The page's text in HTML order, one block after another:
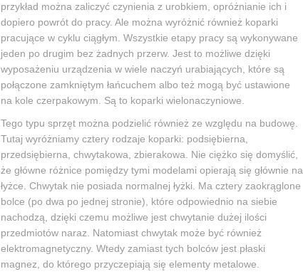
przykład można zaliczyć czynienia z urobkiem, opróżnianie ich i
dopiero powrót do pracy. Ale można wyróżnić również koparki
pracujące w cyklu ciągłym. Wszystkie etapy pracy są wykonywane
jeden po drugim bez żadnych przerw. Jest to możliwe dzięki
wyposażeniu urządzenia w wiele naczyń urabiających, które są
połączone zamkniętym łańcuchem albo też mogą być ustawione
na kole czerpakowym. Są to koparki wielonaczyniowe.
Tego typu sprzęt można podzielić również ze względu na budowę.
Tutaj wyróżniamy cztery rodzaje koparki: podsiębierna,
przedsiębierna, chwytakowa, zbierakowa. Nie ciężko się domyślić,
że główne różnice pomiędzy tymi modelami opierają się głównie na
łyżce. Chwytak nie posiada normalnej łyżki. Ma cztery zaokrąglone
bolce (po dwa po jednej stronie), które odpowiednio na siebie
nachodzą, dzięki czemu możliwe jest chwytanie dużej ilości
przedmiotów naraz. Natomiast chwytak może być również
elektromagnetyczny. Wtedy zamiast tych bolców jest płaski
magnez, do którego przyczepiają się elementy metalowe.